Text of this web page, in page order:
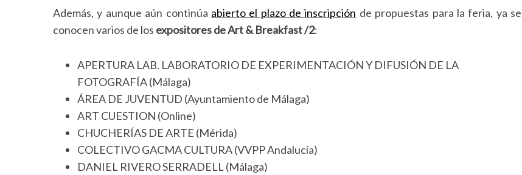
Además, y aunque aún continúa abierto el plazo de inscripción de propuestas para la feria, ya se
conocen varios de los expositores de Art & Breakfast /2:
APERTURA LAB. LABORATORIO DE EXPERIMENTACIÓN Y DIFUSIÓN DE LA
FOTOGRAFÍA (Málaga)
ÁREA DE JUVENTUD (Ayuntamiento de Málaga)
ART CUESTION (Online)
CHUCHERÍAS DE ARTE (Mérida)
COLECTIVO GACMA CULTURA (VVPP Andalucía)
DANIEL RIVERO SERRADELL (Málaga)
h
f
: